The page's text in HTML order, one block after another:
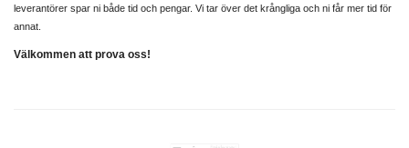
leverantörer spar ni både tid och pengar. Vi tar över det krångliga och ni får mer tid för
annat.
Välkommen att prova oss!